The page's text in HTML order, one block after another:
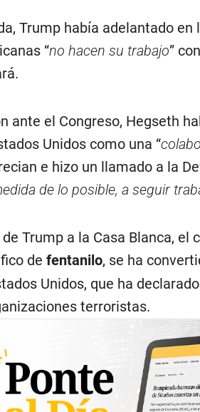
Trump había adelantado en
“no hacen su trabajo”
ante el Congreso, Hegseth
Unidos como una “
e hizo un llamado a la
de lo posible, a seguir
Trump a la Casa Blanca,
de fentanilo, se ha
Unidos, que ha
terroristas.